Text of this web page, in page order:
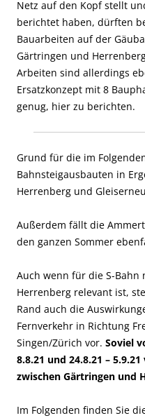
Netz auf den Kopf stellt
berichtet haben, dürften
Bauarbeiten auf der
Gärtringen und
Arbeiten sind allerdings
Ersatzkonzept mit 8
genug, hier zu berichten.
Grund für die im
Bahnsteigausbauten in
Herrenberg und
Außerdem fällt die
den ganzen Sommer
Auch wenn für die S-
Herrenberg relevant ist,
Rand auch die
Fernverkehr in Richtung
Singen/Zürich vor. Soviel
8.8.21 und 24.8.21 – 5.9.21
zwischen Gärtringen und
Im Folgenden finden Sie